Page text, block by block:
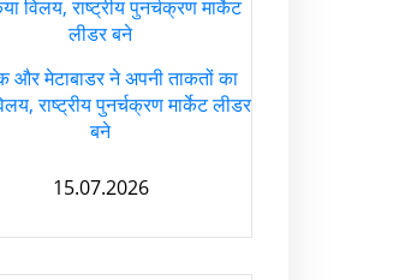
और मेटाबाडर ने अपनी ताकतों का
राष्ट्रीय पुनर्चक्रण मार्केट लीडर
बने
15.07.2026